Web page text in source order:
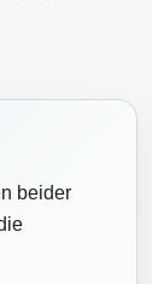
beider